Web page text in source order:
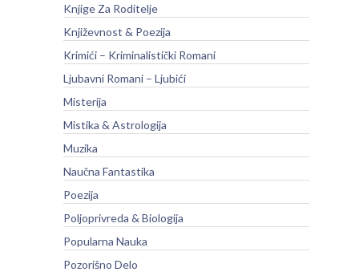
Knjige Za Roditelje
Književnost & Poezija
Krimići – Kriminalistički Romani
Ljubavni Romani – Ljubići
Misterija
Mistika & Astrologija
Muzika
Naučna Fantastika
Poezija
Poljoprivreda & Biologija
Popularna Nauka
Pozorišno Delo